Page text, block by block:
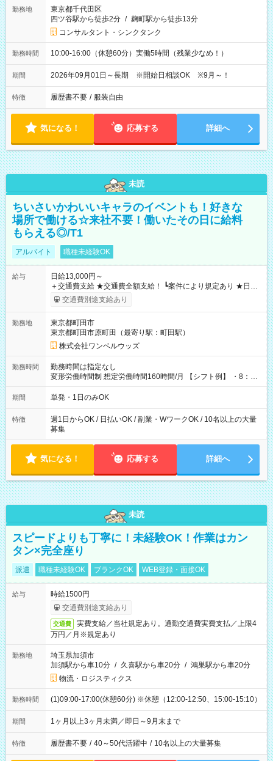
勤務地
東京都千代田区
四ツ谷駅から徒歩2分 / 麹町駅から徒歩13分
コンサルタント・シンクタンク
勤務時間 10:00-16:00（休憩60分）実働5時間（残業少なめ！）
期間 2026年09月01日～長期 ※開始日相談OK ※9月～！
特徴 履歴書不要 / 服装自由
気になる！ 応募する 詳細へ
未読
ちいさいかわいいキャラのイベントも！好きな
場所で働ける☆来社不要！働いたその日に給料
もらえる◎/T1
アルバイト 職種未経験OK
給与
日給13,000円～
＋交通費支給 ★交通費全額支給！ ┗案件により規定あり ★日払
いOK！（規定あり） ┗働いたその日に現金GET♪ お仕事後はコ
ンビニATMから 日払い分を引き落とせます！ 【試用期間】試
交通費別途支給あり
勤務地
東京都町田市
東京都町田市原町田（最寄り駅：町田駅）
株式会社ワンベルウッズ
勤務時間
勤務時間は指定なし
変形労働時間制 想定労働時間160時間/月 【シフト例】 ・8：00
～21：00
期間 単発・1日のみOK
特徴
週1日からOK / 日払いOK / 副業・WワークOK / 10名以上の大量
募集
気になる！ 応募する 詳細へ
未読
スピードよりも丁寧に！未経験OK！作業はカン
タン×完全座り
派遣 職種未経験OK ブランクOK WEB登録・面接OK
給与
時給1500円
交通費別途支給あり
交通費
実費支給／当社規定あり。通勤交通費実費支払／上限4
万円／月※規定あり
勤務地
埼玉県加須市
加須駅から車10分 / 久喜駅から車20分 / 鴻巣駅から車20分
物流・ロジスティクス
勤務時間 (1)09:00-17:00(休憩60分) ※休憩（12:00-12:50、15:00-15:10）
期間 1ヶ月以上3ヶ月未満／即日～9月末まで
特徴 履歴書不要 / 40～50代活躍中 / 10名以上の大量募集